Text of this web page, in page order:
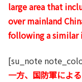
large area that
over mainland
following a similar
[su_note
一方、国防軍によ